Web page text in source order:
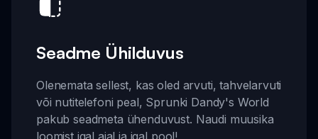
Seadme Ühilduvus
Olenemata sellest, kas oled arvuti, tahvelarvuti
või nutitelefoni peal, Sprunki Dandy's World
pakub seadmeta ühenduvust. Naudi muusika